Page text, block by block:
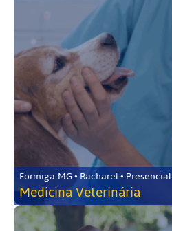
Formiga-MG • Bacharel • Presencial
Medicina Veterinária